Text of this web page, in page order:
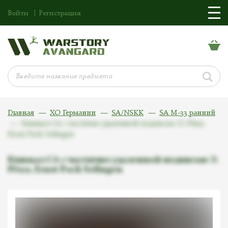
Войти Регистрация
Главная ХО Германии SA/NSKK
SA M-33 ранний
Кинжал СА с частично удаленной подписью Э.
Рёма, Ernst Pack Solingen